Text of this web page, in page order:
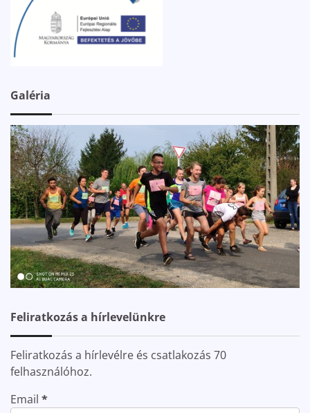
Galéria
Feliratkozás a hírlevelünkre
Feliratkozás a hírlevélre és csatlakozás 70
felhasználóhoz.
Email *